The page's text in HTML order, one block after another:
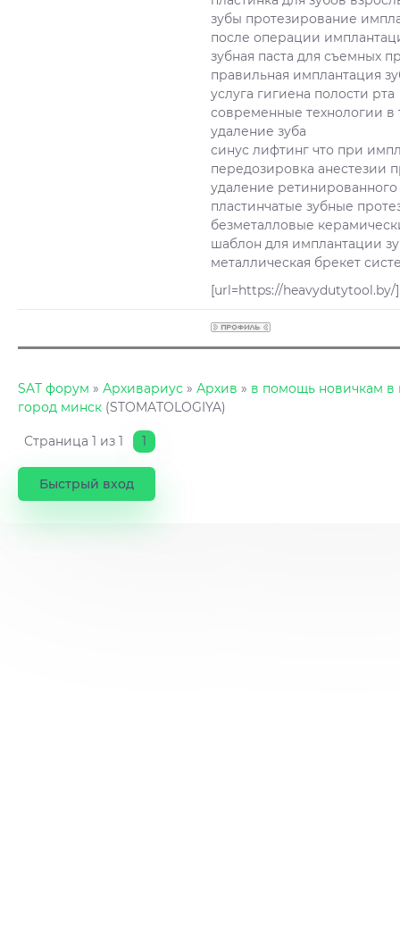
зубы протезирование
после операции
зубная паста для съемных
правильная имплантация
услуга гигиена полости рта
современные технологии в
удаление зуба
синус лифтинг что при
передозировка анестезии
удаление ретинированного
пластинчатые зубные
безметалловые
шаблон для имплантации
металлическая брекет
[url=https://heavydutytool.by/
SAT форум » Архивариус » Архив » в помощь новичкам в
город минск (STOMATOLOGIYA)
Страница 1 из 1 1